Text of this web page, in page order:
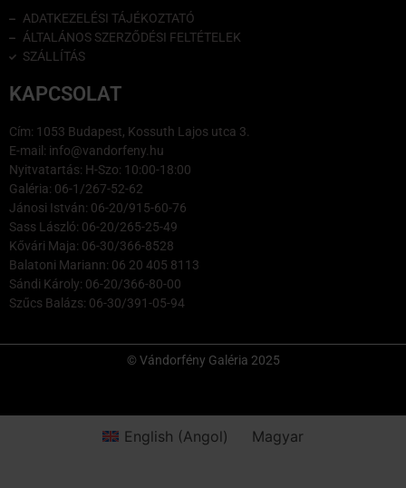
ADATKEZELÉSI TÁJÉKOZTATÓ
ÁLTALÁNOS SZERZŐDÉSI FELTÉTELEK
SZÁLLÍTÁS
KAPCSOLAT
Cím: 1053 Budapest, Kossuth Lajos utca 3.
E-mail: info@vandorfeny.hu
Nyitvatartás: H-Szo: 10:00-18:00
Galéria: 06-1/267-52-62
Jánosi István: 06-20/915-60-76
Sass László: 06-20/265-25-49
Kővári Maja: 06-30/366-8528
Balatoni Mariann: 06 20 405 8113
Sándi Károly: 06-20/366-80-00
Szűcs Balázs: 06-30/391-05-94
© Vándorfény Galéria 2025
English (Angol) Magyar